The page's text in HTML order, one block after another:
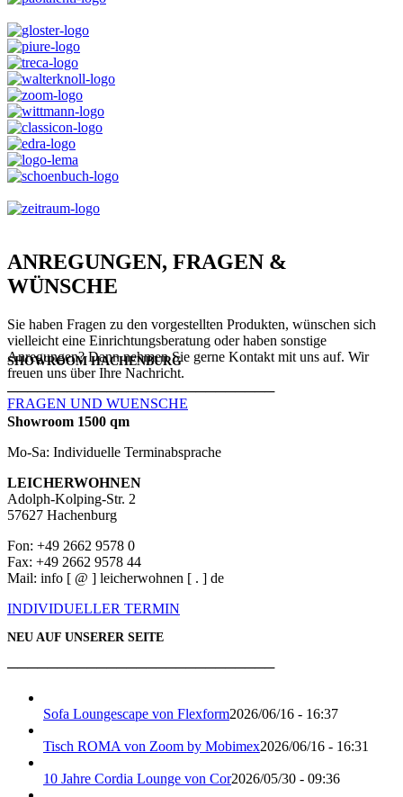
ANREGUNGEN, FRAGEN &
WÜNSCHE
Sie haben Fragen zu den vorgestellten Produkten, wünschen sich
vielleicht eine Einrichtungsberatung oder haben sonstige
Anregungen? Dann nehmen Sie gerne Kontakt mit uns auf. Wir
freuen uns über Ihre Nachricht.
FRAGEN UND WUENSCHE
SHOWROOM HACHENBURG
───────────────────────────
Showroom 1500 qm
Mo-Sa: Individuelle Terminabsprache
LEICHERWOHNEN
Adolph-Kolping-Str. 2
57627 Hachenburg
Fon: +49 2662 9578 0
Fax: +49 2662 9578 44
Mail: info [ @ ] leicherwohnen [ . ] de
INDIVIDUELLER TERMIN
NEU AUF UNSERER SEITE
───────────────────────────
Sofa Loungescape von Flexform2026/06/16 - 16:37
Tisch ROMA von Zoom by Mobimex2026/06/16 - 16:31
10 Jahre Cordia Lounge von Cor2026/05/30 - 09:36